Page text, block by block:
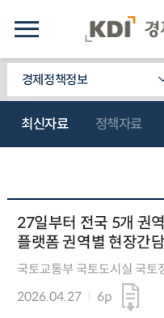
경제정책정보
최신자료 정책자료
27일부터 전국 5개 권
플랫폼 권역별 현장간담
국토교통부 국토도시실 국토
2026.04.27
6p